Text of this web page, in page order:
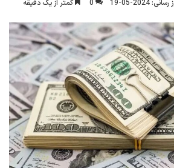
2024-05-19
0 کمتر از یک دقیقه